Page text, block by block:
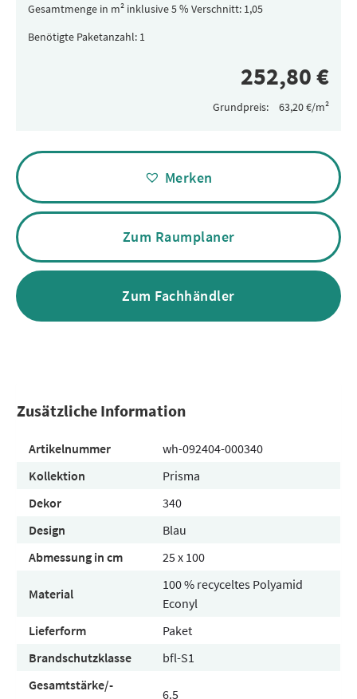
Gesamtmenge in m² inklusive 5 % Verschnitt:
Benötigte Paketanzahl:
Grundpreis:
Alternative:
Merken
Zum Raumplaner
Zum Fachhändler
Zusätzliche Information
Artikelnummer
wh-092404-000340
Kollektion
Prisma
Dekor
340
Design
Blau
Abmessung in cm
25 x 100
Material
100 % recyceltes Polyamid
Econyl
Lieferform
Paket
Brandschutzklasse
bfl-S1
Gesamtstärke/-
6.5